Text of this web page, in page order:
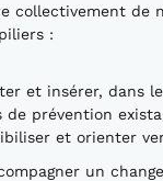
collectivement de
:
et insérer, dans
prévention
et orienter
un